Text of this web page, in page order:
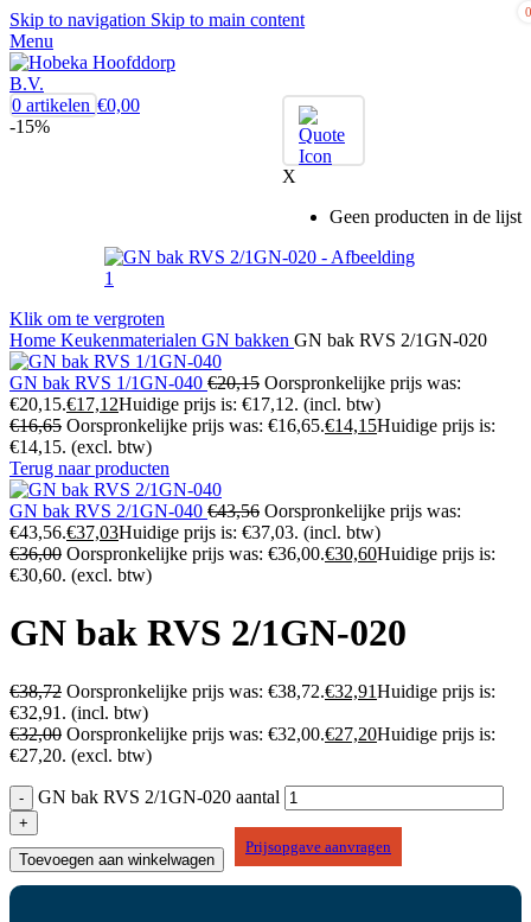
Skip to navigation Skip to main content
Menu
0
X
Geen producten in de lijst
0 artikelen €0,00
-15%
Klik om te vergroten
Home Keukenmaterialen GN bakken GN bak RVS 2/1GN-020
GN bak RVS 1/1GN-040 €20,15 Oorspronkelijke prijs was:
€20,15.€17,12Huidige prijs is: €17,12. (incl. btw)
€16,65 Oorspronkelijke prijs was: €16,65.€14,15Huidige prijs is:
€14,15. (excl. btw)
Terug naar producten
GN bak RVS 2/1GN-040 €43,56 Oorspronkelijke prijs was:
€43,56.€37,03Huidige prijs is: €37,03. (incl. btw)
€36,00 Oorspronkelijke prijs was: €36,00.€30,60Huidige prijs is:
€30,60. (excl. btw)
GN bak RVS 2/1GN-020
€38,72 Oorspronkelijke prijs was: €38,72.€32,91Huidige prijs is:
€32,91. (incl. btw)
€32,00 Oorspronkelijke prijs was: €32,00.€27,20Huidige prijs is:
€27,20. (excl. btw)
GN bak RVS 2/1GN-020 aantal
Toevoegen aan winkelwagen
Prijsopgave aanvragen